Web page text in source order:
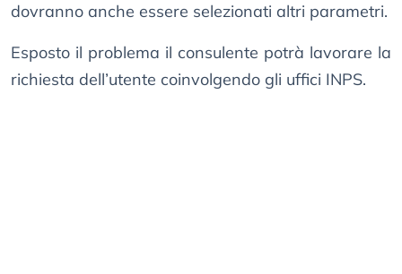
dovranno anche essere selezionati altri parametri.
Esposto il problema il consulente potrà lavorare la
richiesta dell’utente coinvolgendo gli uffici INPS.